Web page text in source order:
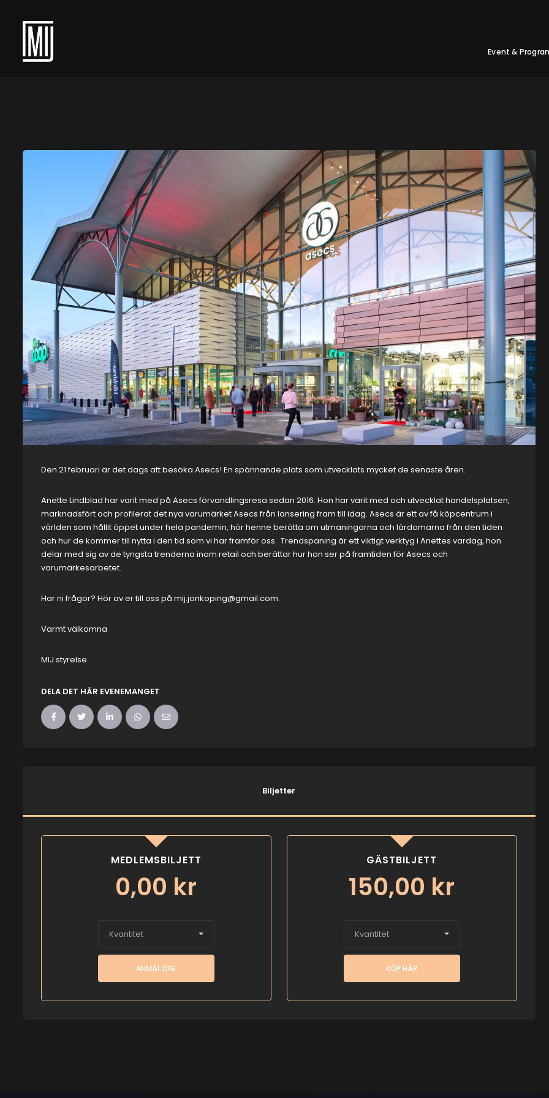
Event &
Den 21 februari är det dags att besöka Asecs! En spännande plats som utvecklats mycket de senaste åren.
Anette Lindblad har varit med på Asecs förvandlingsresa sedan 2016. Hon har varit med och utvecklat handelsplatsen,
marknadsfört och profilerat det nya varumärket Asecs från lansering fram till idag. Asecs är ett av få köpcentrum i
världen som hållit öppet under hela pandemin, hör henne berätta om utmaningarna och lärdomarna från den tiden
och hur de kommer till nytta i den tid som vi har framför oss. Trendspaning är ett viktigt verktyg i Anettes vardag, hon
delar med sig av de tyngsta trenderna inom retail och berättar hur hon ser på framtiden för Asecs och
varumärkesarbetet.
Har ni frågor? Hör av er till oss på mij.jonkoping@gmail.com.
Varmt välkomna
MIJ styrelse
DELA DET HÄR EVENEMANGET
Biljetter
MEDLEMSBILJETT
0,00 kr
Kvantitet
ANMÄL DIG
GÄSTBILJETT
150,00 kr
Kvantitet
KÖP HÄR